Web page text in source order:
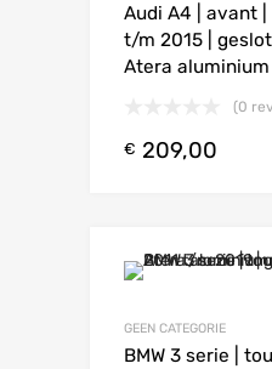
Audi A4 | avant
t/m 2015 |
Atera aluminium
(0
€ 209,00
GEEN CATEGORIE
BMW 3 serie |